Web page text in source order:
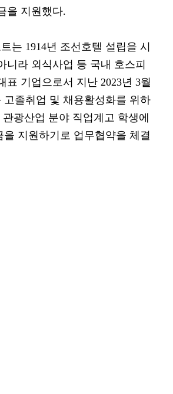
을 지원했다.
는 1914년 조선호텔 설립을 시
니라 외식사업 등 국내 호스피
표 기업으로서 지난 2023년 3월
고졸취업 및 채용활성화를 위하
광산업 분야 직업계고 학생에
을 지원하기로 업무협약을 체결